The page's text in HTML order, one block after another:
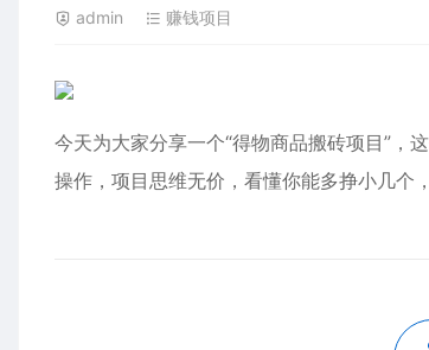
admin 赚钱项目
今天为大家分享一个“得物商品搬砖项目”，
操作，项目思维无价，看懂你能多挣小几个